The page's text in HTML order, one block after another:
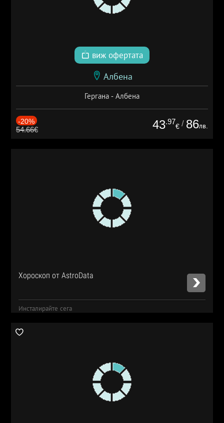
виж офертата
Албена
Гергана - Албена
-20%
54.66€ 43.97
€ / 86лв.
Хороскоп от AstroData
Инсталирайте сега